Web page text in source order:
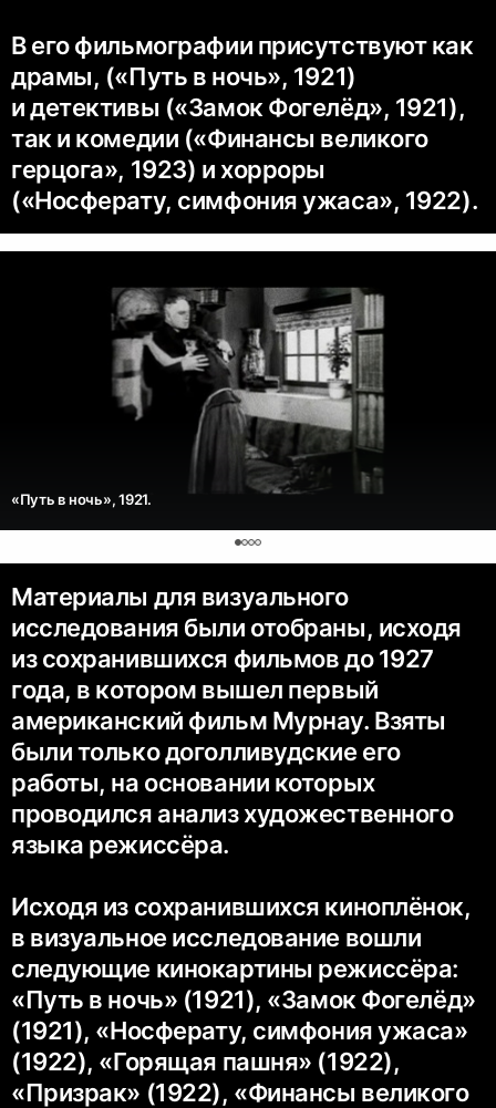
В его фильмографии присутствуют как
драмы, («Путь в ночь», 1921)
и детективы («Замок Фогелёд», 1921),
так и комедии («Финансы великого
герцога», 1923) и хорроры
(«Носферату, симфония ужаса», 1922).
«Путь в ночь», 1921.
Материалы для визуального
исследования были отобраны, исходя
из сохранившихся фильмов до 1927
года, в котором вышел первый
американский фильм Мурнау. Взяты
были только доголливудские его
работы, на основании которых
проводился анализ художественного
языка режиссёра.
Исходя из сохранившихся киноплёнок,
в визуальное исследование вошли
следующие кинокартины режиссёра:
«Путь в ночь» (1921), «Замок Фогелёд»
(1921), «Носферату, симфония ужаса»
(1922), «Горящая пашня» (1922),
«Призрак» (1922), «Финансы великого